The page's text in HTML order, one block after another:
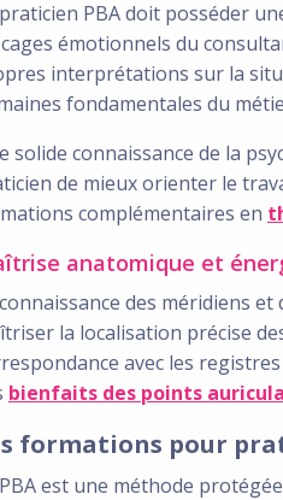
PBA doit posséder
émotionnels du
interprétations sur la
fondamentales du
solide connaissance de la
de mieux orienter le
complémentaires en
anatomique et
des méridiens
la localisation précise
avec les
bienfaits des points
formations pour
est une méthode